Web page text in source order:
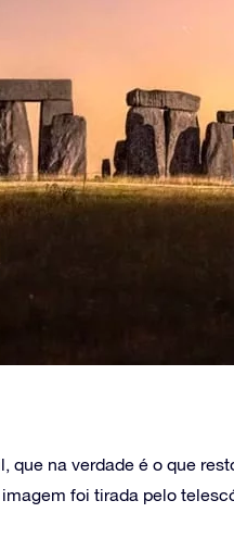
que na verdade é o que
foi tirada pelo